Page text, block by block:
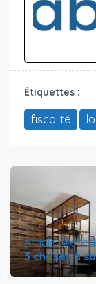
Étiquettes :
fiscalité
Article
3 choses à